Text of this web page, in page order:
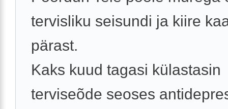
tervisliku seisundi ja kiire
pärast.
Kaks kuud tagasi külastasin
terviseõde seoses